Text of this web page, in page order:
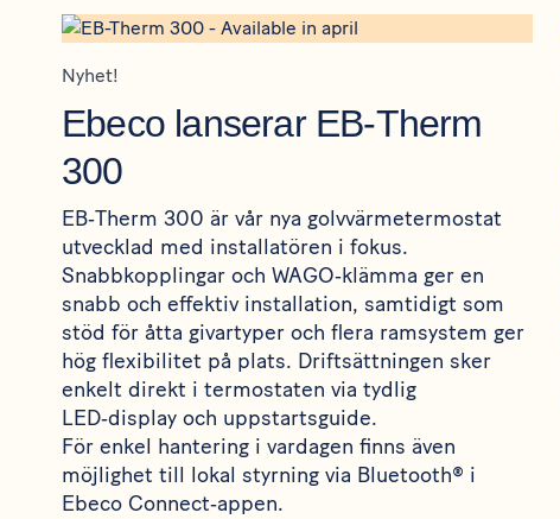
Nyhet!
Ebeco lanserar EB-Therm
300
EB‑Therm 300 är vår nya golvvärmetermostat
utvecklad med installatören i fokus.
Snabbkopplingar och WAGO‑klämma ger en
snabb och effektiv installation, samtidigt som
stöd för åtta givartyper och flera ramsystem ger
hög flexibilitet på plats. Driftsättningen sker
enkelt direkt i termostaten via tydlig
LED‑display och uppstartsguide.
För enkel hantering i vardagen finns även
möjlighet till lokal styrning via Bluetooth® i
Ebeco Connect‑appen.